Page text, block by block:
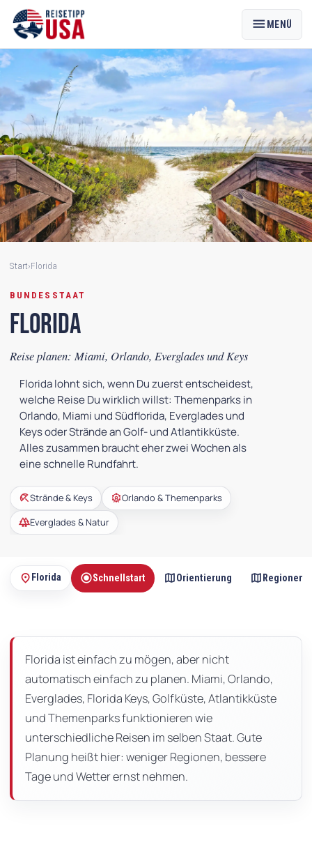
menu MENÜ
Start›Florida
BUNDESSTAAT
Florida
Reise planen: Miami, Orlando, Everglades und Keys
Florida lohnt sich, wenn Du zuerst entscheidest,
welche Reise Du wirklich willst: Themenparks in
Orlando, Miami und Südflorida, Everglades und
Keys oder Strände an Golf- und Atlantikküste.
Alles zusammen braucht eher zwei Wochen als
eine schnelle Rundfahrt.
beach_accessStrände & Keys attractionsOrlando & Themenparks
forestEverglades & Natur
dieser
Seite
placeFlorida radio_button_checkedSchnellstart mapOrientierung map Regionen
Florida ist einfach zu mögen, aber nicht
automatisch einfach zu planen. Miami, Orlando,
Everglades, Florida Keys, Golfküste, Atlantikküste
und Themenparks funktionieren wie
unterschiedliche Reisen im selben Staat. Gute
Planung heißt hier: weniger Regionen, bessere
Tage und Wetter ernst nehmen.